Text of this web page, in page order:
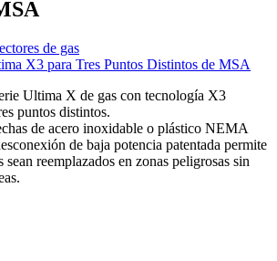
de gas
X3 para Tres Puntos Distintos de MSA
Ultima X de gas con tecnología X3
puntos distintos.
de acero inoxidable o plástico NEMA
de baja potencia patentada permite
sean reemplazados en zonas peligrosas sin